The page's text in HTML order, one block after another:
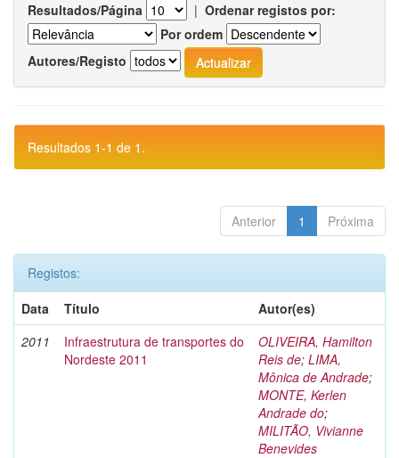
Resultados/Página | Ordenar registos por:
Por ordem
Autores/Registo
Resultados 1-1 de 1.
Anterior 1 Próxima
Registos:
Data
Título
Autor(es)
2011
Infraestrutura de transportes do
Nordeste 2011
OLIVEIRA, Hamilton
Reis de; LIMA,
Mônica de Andrade;
MONTE, Kerlen
Andrade do;
MILITÃO, Vivianne
Benevides